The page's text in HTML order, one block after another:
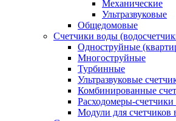
Механические
Ультразвуковые
Общедомовые
Счетчики воды
Одноструйные
Многоструйные
Турбинные
Ультразвуковые
Комбинированные
Расходомеры-
Модули для счетчиков